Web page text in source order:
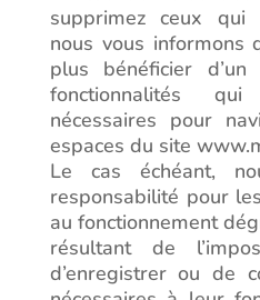
supprimez ceux qui
nous vous informons
plus bénéficier
fonctionnalités
nécessaires pour
espaces du site
Le cas échéant,
responsabilité pour
au fonctionnement
résultant de
d’enregistrer ou de